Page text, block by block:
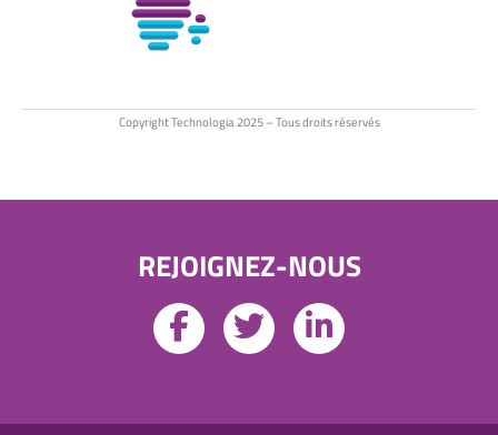
Copyright Technologia 2025 – Tous droits réservés
REJOIGNEZ-NOUS